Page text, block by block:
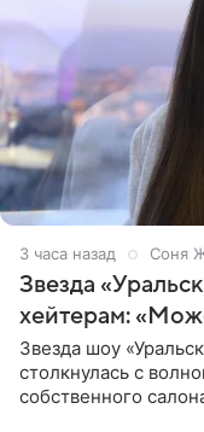
3 часа назад Соня
Звезда
хейтерам:
Звезда шоу
столкнулась с
собственного